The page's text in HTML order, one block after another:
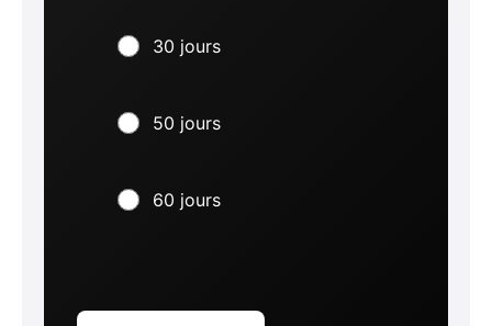
30 jours
50 jours
60 jours